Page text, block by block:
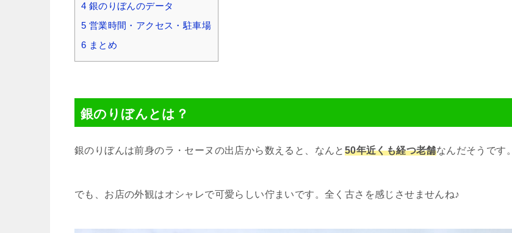
4 銀のりぼんのデータ
5 営業時間・アクセス・駐車場
6 まとめ
銀のりぼんとは？
銀のりぼんは前身のラ・セーヌの出店から数えると、なんと 50年近くも経つ老舗なんだそうです。
でも、お店の外観はオシャレで可愛らしい佇まいです。全く古さを感じさせませんね♪